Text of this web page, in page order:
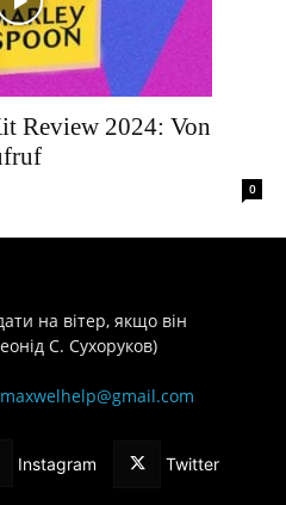
Review 2024: Von
0
на вітер, якщо він
С. Сухоруков)
maxwelhelp@gmail.com
Instagram Twitter